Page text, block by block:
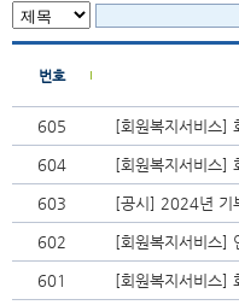
번호
605 [회원복지서비스]
604 [회원복지서비스]
603 [공시] 2024년 기
602 [회원복지서비스]
601 [회원복지서비스]